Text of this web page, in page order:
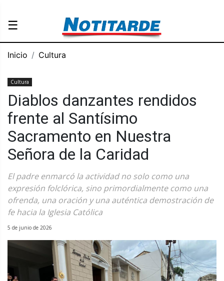
☰
Inicio Cultura
Cultura
Diablos danzantes rendidos
frente al Santísimo
Sacramento en Nuestra
Señora de la Caridad
El padre enmarcó la actividad no solo como una
expresión folclórica, sino primordialmente como una
ofrenda, una oración y una auténtica demostración de
fe hacia la Iglesia Católica
5 de junio de 2026